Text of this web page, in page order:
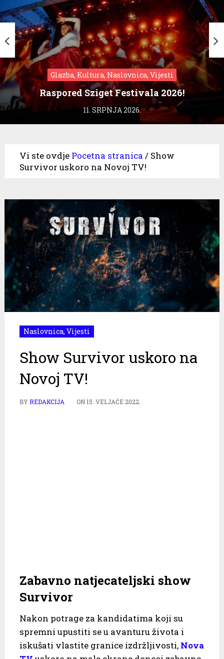
Glazba, Kultura, Naslovnica, Vijesti
Raspored Sziget Festivala 2026!
11. SRPNJA 2026.
Vi ste ovdje Pocetna stranica / Show
Survivor uskoro na Novoj TV!
Naslovnica, Vijesti
Show Survivor uskoro na
Novoj TV!
BYREDAKCIJA ON15. VELJAČE 2022.
Zabavno natjecateljski show
Survivor
Nakon potrage za kandidatima koji su
spremni upustiti se u avanturu života i
iskušati vlastite granice izdržljivosti, Nova